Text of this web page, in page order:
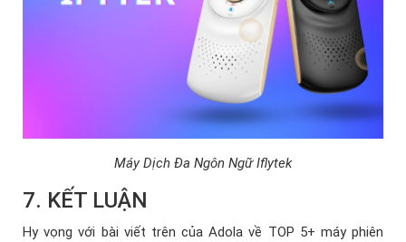
Máy Dịch Đa Ngôn Ngữ Iflytek
7. KẾT LUẬN
Hy vọng với bài viết trên của Adola về TOP 5+ máy phiên